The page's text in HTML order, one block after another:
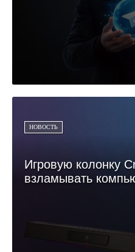
НОВОСТЬ
Игровую колонку
взламывать